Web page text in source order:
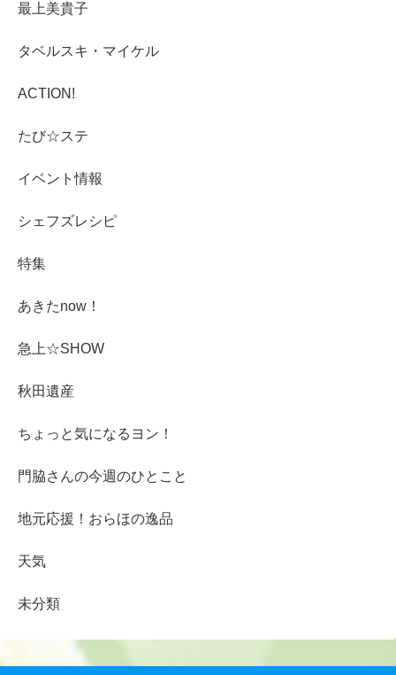
最上美貴子
タベルスキ・マイケル
ACTION!
たび☆ステ
イベント情報
シェフズレシピ
特集
あきたnow！
急上☆SHOW
秋田遺産
ちょっと気になるヨン！
門脇さんの今週のひとこと
地元応援！おらほの逸品
天気
未分類